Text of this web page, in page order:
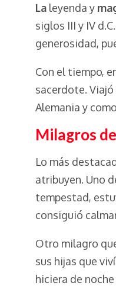
La leyenda y
siglos III y IV
generosidad,
Con el tiempo,
sacerdote.
Alemania y
Milagros
Lo más
atribuyen. Uno
tempestad,
consiguió
Otro milagro
sus hijas que
hiciera de